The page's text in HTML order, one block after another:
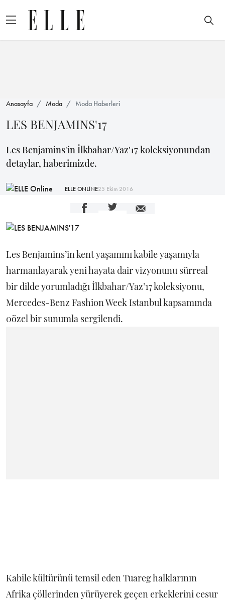
Anasayfa Moda Moda Haberleri
LES BENJAMINS'17
Les Benjamins'in İlkbahar/Yaz'17 koleksiyonundan
detaylar, haberimizde.
ELLE ONLİNE25 Ekim 2016
Les Benjamins’in kent yaşamını kabile yaşamıyla
harmanlayarak yeni hayata dair vizyonunu sürreal
bir dilde yorumladığı İlkbahar/Yaz’17 koleksiyonu,
Mercedes-Benz Fashion Week Istanbul kapsamında
0özel bir sunumla sergilendi.
Kabile kültürünü temsil eden Tuareg halklarının
Afrika çöllerinden yürüyerek geçen erkeklerini cesur